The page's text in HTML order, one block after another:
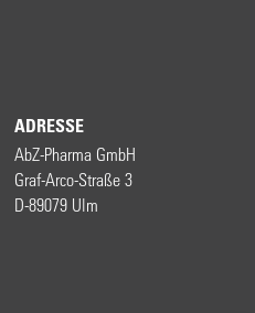
ADRESSE
AbZ-Pharma GmbH
Graf-Arco-Straße 3
D-89079 Ulm